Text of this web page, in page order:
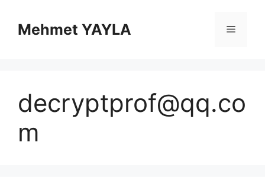
Mehmet YAYLA Menü
decryptprof@qq.co
m